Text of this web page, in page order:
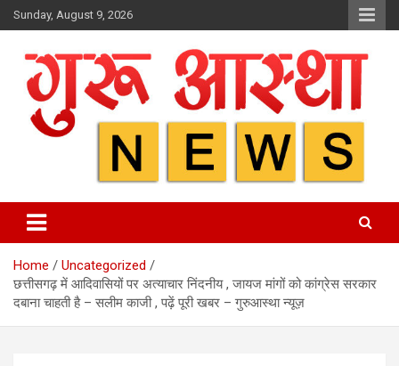
Skip
to
Sunday, August 9, 2026
Home
Uncategorized
छत्तीसगढ़ में आदिवासियों पर अत्याचार निंदनीय , जायज मांगों को कांग्रेस सरकार
दबाना चाहती है – सलीम काजी , पढ़ें पूरी खबर – गुरुआस्था न्यूज़